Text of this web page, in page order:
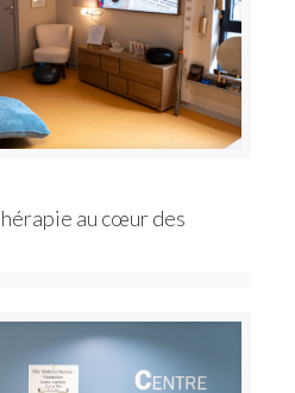
au cœur des